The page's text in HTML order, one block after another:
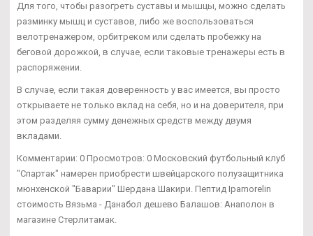
Для того, чтобы разогреть суставы и мышцы, можно сделать
разминку мышц и суставов, либо же воспользоваться
велотренажером, орбитреком или сделать пробежку на
беговой дорожкой, в случае, если таковые тренажеры есть в
распоряжении.
В случае, если такая доверенность у вас имеется, вы просто
открываете не только вклад на себя, но и на доверителя, при
этом разделяя сумму денежных средств между двумя
вкладами.
Комментарии: 0 Просмотров: 0 Московский футбольный клуб
"Спартак" намерен приобрести швейцарского полузащитника
мюнхенской "Баварии" Шердана Шакири. Пептид Ipamorelin
стоимость Вязьма - Данабол дешево Балашов: Анаполон в
магазине Стерлитамак.